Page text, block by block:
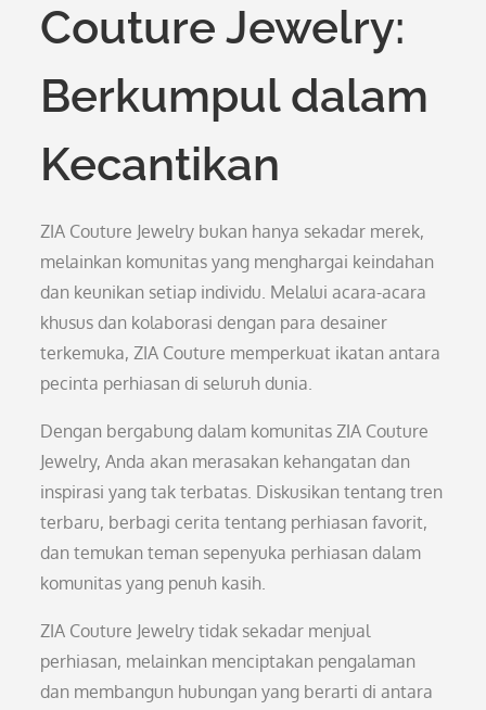
Couture Jewelry:
Berkumpul dalam
Kecantikan
ZIA Couture Jewelry bukan hanya sekadar merek,
melainkan komunitas yang menghargai keindahan
dan keunikan setiap individu. Melalui acara-acara
khusus dan kolaborasi dengan para desainer
terkemuka, ZIA Couture memperkuat ikatan antara
pecinta perhiasan di seluruh dunia.
Dengan bergabung dalam komunitas ZIA Couture
Jewelry, Anda akan merasakan kehangatan dan
inspirasi yang tak terbatas. Diskusikan tentang tren
terbaru, berbagi cerita tentang perhiasan favorit,
dan temukan teman sepenyuka perhiasan dalam
komunitas yang penuh kasih.
ZIA Couture Jewelry tidak sekadar menjual
perhiasan, melainkan menciptakan pengalaman
dan membangun hubungan yang berarti di antara